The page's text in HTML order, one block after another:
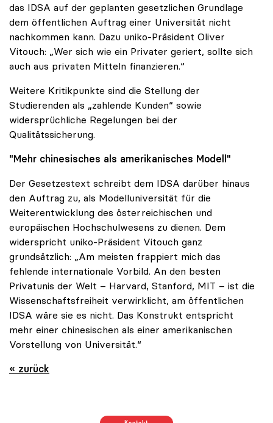
das IDSA auf der geplanten gesetzlichen Grundlage
dem öffentlichen Auftrag einer Universität nicht
nachkommen kann. Dazu uniko-Präsident Oliver
Vitouch: „Wer sich wie ein Privater geriert, sollte sich
auch aus privaten Mitteln finanzieren.“
Weitere Kritikpunkte sind die Stellung der
Studierenden als „zahlende Kunden“ sowie
widersprüchliche Regelungen bei der
Qualitätssicherung.
"Mehr chinesisches als amerikanisches Modell"
Der Gesetzestext schreibt dem IDSA darüber hinaus
den Auftrag zu, als Modelluniversität für die
Weiterentwicklung des österreichischen und
europäischen Hochschulwesens zu dienen. Dem
widerspricht uniko-Präsident Vitouch ganz
grundsätzlich: „Am meisten frappiert mich das
fehlende internationale Vorbild. An den besten
Privatunis der Welt – Harvard, Stanford, MIT – ist die
Wissenschaftsfreiheit verwirklicht, am öffentlichen
IDSA wäre sie es nicht. Das Konstrukt entspricht
mehr einer chinesischen als einer amerikanischen
Vorstellung von Universität.“
« zurück